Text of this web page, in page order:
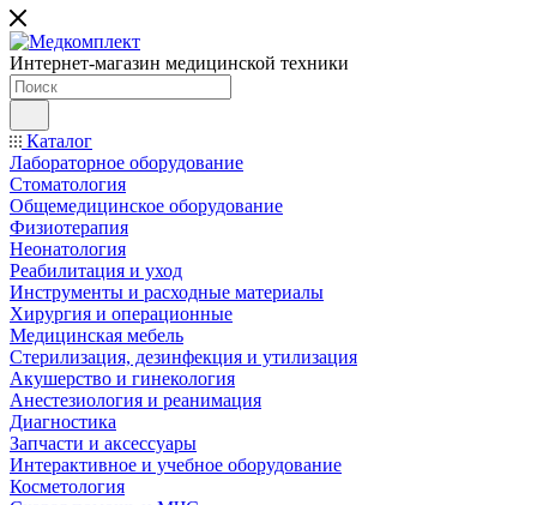
Интернет-магазин медицинской техники
Каталог
Лабораторное оборудование
Стоматология
Общемедицинское оборудование
Физиотерапия
Неонатология
Реабилитация и уход
Инструменты и расходные материалы
Хирургия и операционные
Медицинская мебель
Стерилизация, дезинфекция и утилизация
Акушерство и гинекология
Анестезиология и реанимация
Диагностика
Запчасти и аксессуары
Интерактивное и учебное оборудование
Косметология